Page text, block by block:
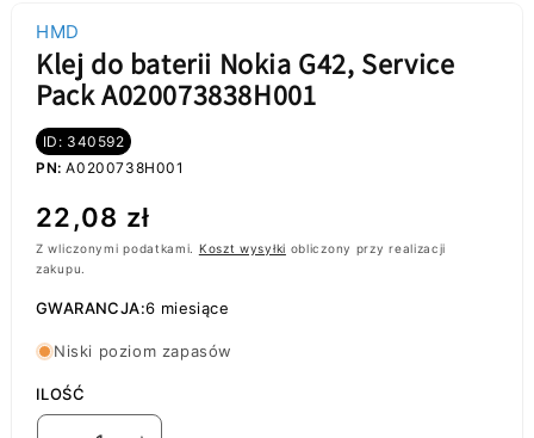
HMD
Klej do baterii Nokia G42, Service
Pack A020073838H001
ID: 340592
PN: A0200738H001
Cena
regularna
22,08 zł
Z wliczonymi podatkami. Koszt wysyłki obliczony przy realizacji
zakupu.
GWARANCJA:6 miesiące
Niski poziom zapasów
ILOŚĆ